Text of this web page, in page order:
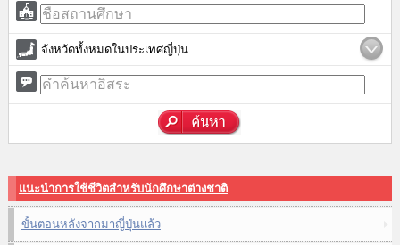
จังหวัดทั้งหมดในประเทศญี่ปุ่น
แนะนำการใช้ชีวิตสำหรับนักศึกษาต่างชาติ
ขั้นตอนหลังจากมาญี่ปุ่นแล้ว